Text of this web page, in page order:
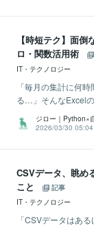
【時短テク】面
ロ・関数活用術
IT・テクノロジー
「毎月の集計に何
る…」そんなExcel
ジロー｜Python×
2026/03/30 05:04
CSVデータ、眺め
こと
記事
IT・テクノロジー
「CSVデータはあ